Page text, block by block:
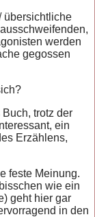
übersichtliche
werden
gegossen
trotz der
ein
Erzählens,
feste Meinung.
wie ein
geht hier gar
in den